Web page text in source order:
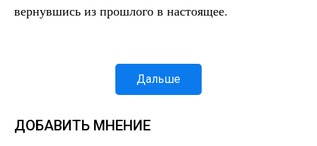
вернувшись из прошлого в настоящее.
Дальше
ДОБАВИТЬ МНЕНИЕ